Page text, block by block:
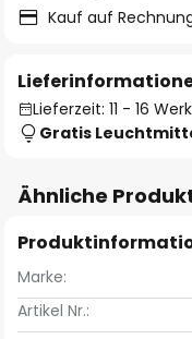
Kauf auf
Lieferzeit: 11 - 16
Gratis
Ähnliche
Marke:
Artikel Nr.: